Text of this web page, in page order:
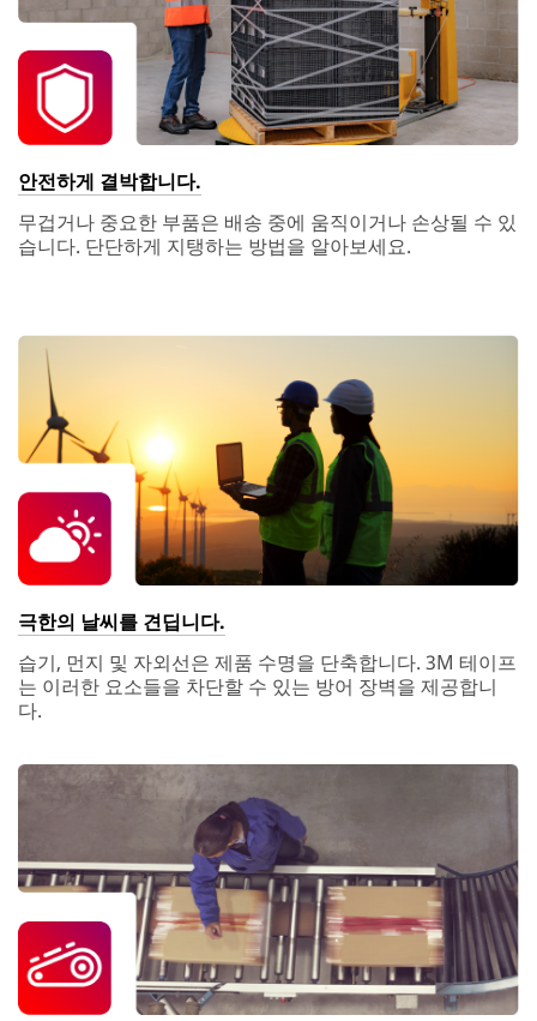
안전하게 결박합니다.
무겁거나 중요한 부품은 배송 중에 움직이거나 손상될 수 있
습니다. 단단하게 지탱하는 방법을 알아보세요.
극한의 날씨를 견딥니다.
습기, 먼지 및 자외선은 제품 수명을 단축합니다. 3M 테이프
는 이러한 요소들을 차단할 수 있는 방어 장벽을 제공합니
다.